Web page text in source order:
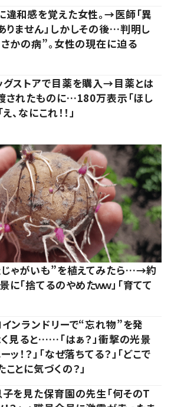
違和感を覚えた女性。→医師「異
りません」しかしその後…判明し
かの病”。女性の現在に迫る
グストアで目薬を購入→目薬とは
されたものに…180万表示「ほし
え、なにこれ！！」
じゃがいも”を植えてみたら…→約
「捨てるのやめたｗｗ」「育てて
インランドリーで“忘れ物”を発
く見ると……「はぁ？」衝撃の光景
ッ！？」「なぜ落ちてる？」「どこで
とに気づくの？」
を見た保育園の先生「何そのT